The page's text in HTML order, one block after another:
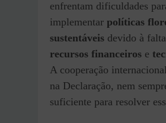
enfrentam dificuldades
implementar políticas
sustentáveis devido à
recursos financeiros e
A cooperação
na Declaração, nem
suficiente para resolver